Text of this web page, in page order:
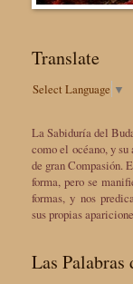
Translate
Select Language ▼
La Sabiduría del
como el océano, y
de gran Compasión.
forma, pero se
formas, y nos
sus propias
Las Palabras